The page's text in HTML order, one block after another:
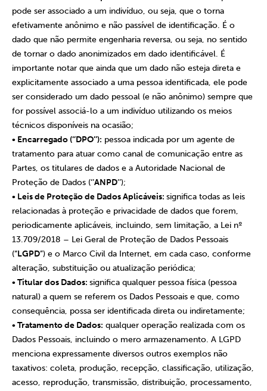
pode ser associado a um indivíduo, ou seja, que o torna
efetivamente anônimo e não passível de identificação. É o
dado que não permite engenharia reversa, ou seja, no sentido
de tornar o dado anonimizados em dado identificável. É
importante notar que ainda que um dado não esteja direta e
explicitamente associado a uma pessoa identificada, ele pode
ser considerado um dado pessoal (e não anônimo) sempre que
for possível associá-lo a um indivíduo utilizando os meios
técnicos disponíveis na ocasião;
• Encarregado (‘’DPO’’): pessoa indicada por um agente de
tratamento para atuar como canal de comunicação entre as
Partes, os titulares de dados e a Autoridade Nacional de
Proteção de Dados (‘’ANPD’’);
• Leis de Proteção de Dados Aplicáveis: significa todas as leis
relacionadas à proteção e privacidade de dados que forem,
periodicamente aplicáveis, incluindo, sem limitação, a Lei nº
13.709/2018 – Lei Geral de Proteção de Dados Pessoais
(“LGPD”) e o Marco Civil da Internet, em cada caso, conforme
alteração, substituição ou atualização periódica;
• Titular dos Dados: significa qualquer pessoa física (pessoa
natural) a quem se referem os Dados Pessoais e que, como
consequência, possa ser identificada direta ou indiretamente;
• Tratamento de Dados: qualquer operação realizada com os
Dados Pessoais, incluindo o mero armazenamento. A LGPD
menciona expressamente diversos outros exemplos não
taxativos: coleta, produção, recepção, classificação, utilização,
acesso, reprodução, transmissão, distribuição, processamento,